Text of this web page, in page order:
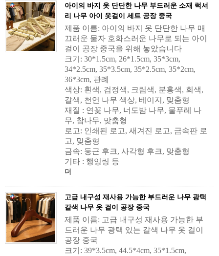
아이의 바지 옷 단단한 나무 부드러운 소재 럭셔
리 나무 아이 옷걸이 세트 공장 중국
제품 이름: 아이의 바지 옷 단단한 나무 매
끄러운 물자 호화스러운 나무로 되는 아이
걸이 공장 중국을 위해 놓았습니다
크기: 30*1.5cm, 26*1.5cm, 35*3cm,
34*2.5cm, 35*3.5cm, 35*2.5cm, 35*2cm,
36*3cm, 관례
색상: 흰색, 검정색, 크림색, 분홍색, 회색,
갈색, 천연 나무 색상, 베이지, 맞춤형
재질 : 연꽃 나무, 너도밤 나무, 물푸레 나
무, 참나무, 맞춤형
로고: 인쇄된 로고, 새겨진 로고, 금속판 로
고, 맞춤형
금속: 둥근 후크, 사각형 후크, 맞춤형
기타 : 행잉링 등
더
고급 내구성 재사용 가능한 부드러운 나무 광택
갈색 나무 옷 걸이 공장 중국
제품 이름: 고급 내구성 재사용 가능한 부
드러운 나무 광택 있는 갈색 나무 옷 걸이
공장 중국
크기: 39*3.5cm, 44.5*4cm, 35*1.5cm,